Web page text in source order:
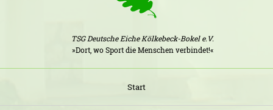
TSG Deutsche Eiche Kölkebeck-Bokel e.V.
»Dort, wo Sport die Menschen verbindet!«
Start